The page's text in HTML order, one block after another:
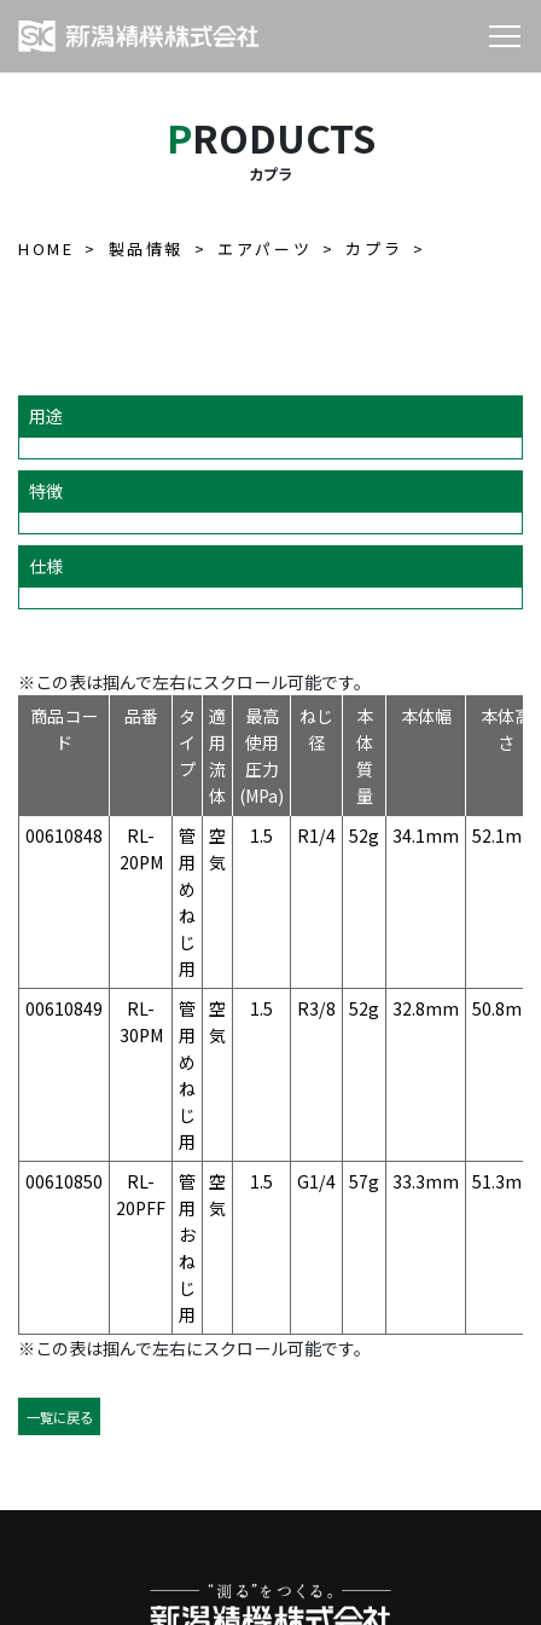
PRODUCTS
カプラ
HOME 製品情報 エアパーツ カプラ
用途
特徴
仕様
※この表は掴んで左右にスクロール可能です。
商品コー
ド
品番
タ
イ
プ
適
用
流
体
最高
使用
圧力
(MPa)
ねじ
径
本
体
質
量
本体幅
本体高
さ
00610848
RL-
20PM
管
用
め
ね
じ
用
空
気
1.5 R1/4 52g 34.1mm 52.1mm
00610849
RL-
30PM
管
用
め
ね
じ
用
空
気
1.5 R3/8 52g 32.8mm 50.8mm
00610850
RL-
20PFF
管
用
お
ね
じ
用
空
気
1.5 G1/4 57g 33.3mm 51.3mm
※この表は掴んで左右にスクロール可能です。
一覧に戻る